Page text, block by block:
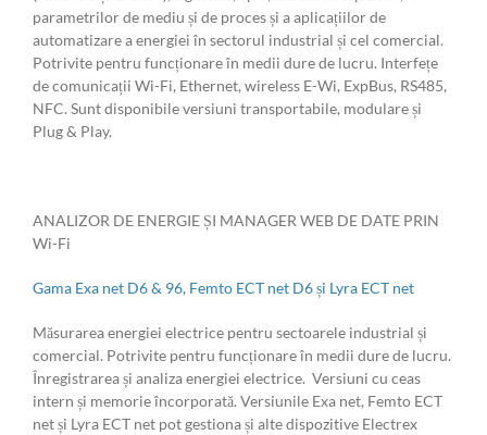
parametrilor de mediu și de proces și a aplicațiilor de
automatizare a energiei în sectorul industrial și cel comercial.
Potrivite pentru funcționare în medii dure de lucru. Interfețe
de comunicații Wi-Fi, Ethernet, wireless E-Wi, ExpBus, RS485,
NFC. Sunt disponibile versiuni transportabile, modulare și
Plug & Play.
ANALIZOR DE ENERGIE ȘI MANAGER WEB DE DATE PRIN
Wi-Fi
Gama Exa net D6 & 96, Femto ECT net D6 și Lyra ECT net
Măsurarea energiei electrice pentru sectoarele industrial și
comercial. Potrivite pentru funcționare în medii dure de lucru.
Înregistrarea și analiza energiei electrice. Versiuni cu ceas
intern și memorie încorporată. Versiunile Exa net, Femto ECT
net și Lyra ECT net pot gestiona și alte dispozitive Electrex